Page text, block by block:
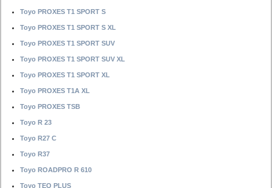
Toyo PROXES T1 SPORT S
Toyo PROXES T1 SPORT S XL
Toyo PROXES T1 SPORT SUV
Toyo PROXES T1 SPORT SUV XL
Toyo PROXES T1 SPORT XL
Toyo PROXES T1A XL
Toyo PROXES TSB
Toyo R 23
Toyo R27 C
Toyo R37
Toyo ROADPRO R 610
Toyo TEO PLUS